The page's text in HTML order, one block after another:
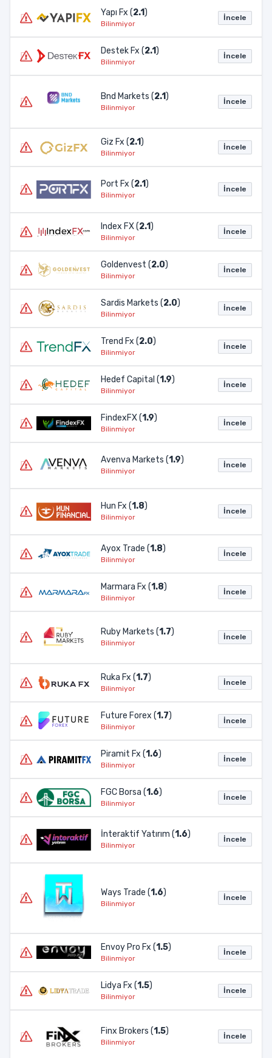
Yapı Fx (2.1)
Bilinmiyor
İncele
Destek Fx (2.1)
Bilinmiyor
İncele
Bnd Markets (2.1)
Bilinmiyor
İncele
Giz Fx (2.1)
Bilinmiyor
İncele
Port Fx (2.1)
Bilinmiyor
İncele
Index FX (2.1)
Bilinmiyor
İncele
Goldenvest (2.0)
Bilinmiyor
İncele
Sardis Markets (2.0)
Bilinmiyor
İncele
Trend Fx (2.0)
Bilinmiyor
İncele
Hedef Capital (1.9)
Bilinmiyor
İncele
FindexFX (1.9)
Bilinmiyor
İncele
Avenva Markets (1.9)
Bilinmiyor
İncele
Hun Fx (1.8)
Bilinmiyor
İncele
Ayox Trade (1.8)
Bilinmiyor
İncele
Marmara Fx (1.8)
Bilinmiyor
İncele
Ruby Markets (1.7)
Bilinmiyor
İncele
Ruka Fx (1.7)
Bilinmiyor
İncele
Future Forex (1.7)
Bilinmiyor
İncele
Piramit Fx (1.6)
Bilinmiyor
İncele
FGC Borsa (1.6)
Bilinmiyor
İncele
İnteraktif Yatırım (1.6)
Bilinmiyor
İncele
Ways Trade (1.6)
Bilinmiyor
İncele
Envoy Pro Fx (1.5)
Bilinmiyor
İncele
Lidya Fx (1.5)
Bilinmiyor
İncele
Finx Brokers (1.5)
Bilinmiyor
İncele